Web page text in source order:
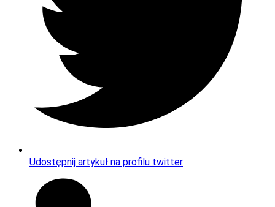
Udostępnij artykuł na profilu twitter